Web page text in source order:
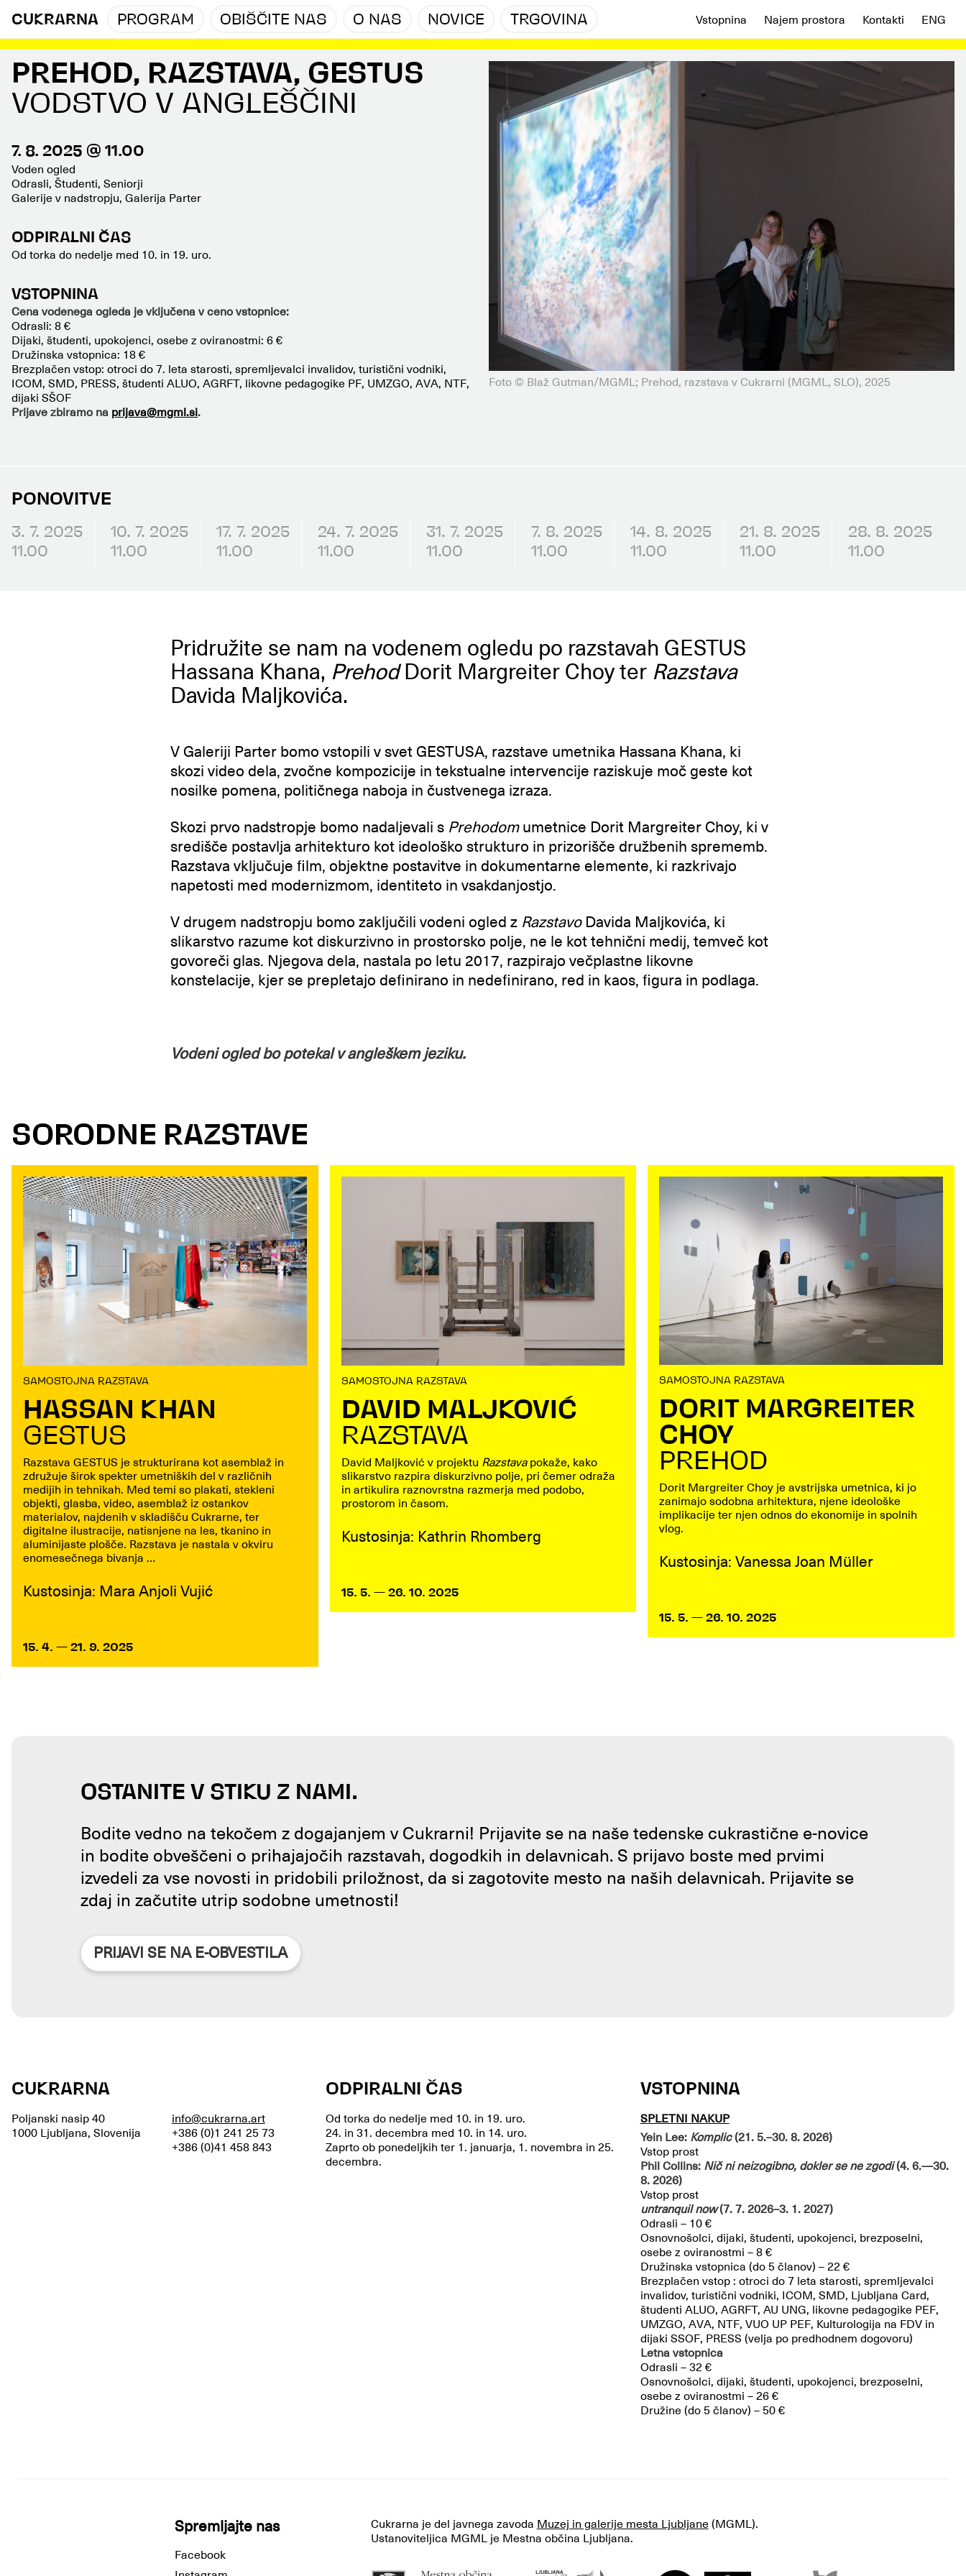
CUKRARNA PROGRAM OBIŠČITE NAS O NAS NOVICE TRGOVINA Vstopnina Najem prostora Kontakti ENG
PREHOD, RAZSTAVA, GESTUS
VODSTVO V ANGLEŠČINI
7. 8. 2025 @ 11.00
Voden ogled
Odrasli, Študenti, Seniorji
Galerije v nadstropju, Galerija Parter
ODPIRALNI ČAS
Od torka do nedelje med 10. in 19. uro.
VSTOPNINA
Cena vodenega ogleda je vključena v ceno vstopnice:
Odrasli: 8 €
Dijaki, študenti, upokojenci, osebe z oviranostmi: 6 €
Družinska vstopnica: 18 €
Brezplačen vstop: otroci do 7. leta starosti, spremljevalci invalidov, turistični vodniki,
ICOM, SMD, PRESS, študenti ALUO, AGRFT, likovne pedagogike PF, UMZGO, AVA, NTF,
dijaki SŠOF
Prijave zbiramo na prijava@mgml.si.
Foto © Blaž Gutman/MGML; Prehod, razstava v Cukrarni (MGML, SLO), 2025
PONOVITVE
3. 7. 2025
11.00
10. 7. 2025
11.00
17. 7. 2025
11.00
24. 7. 2025
11.00
31. 7. 2025
11.00
7. 8. 2025
11.00
14. 8. 2025
11.00
21. 8. 2025
11.00
28. 8. 2025
11.00
Pridružite se nam na vodenem ogledu po razstavah GESTUS
Hassana Khana, PrehodDorit Margreiter Choy ter Razstava
Davida Maljkovića.
V Galeriji Parter bomo vstopili v svet GESTUSA, razstave umetnika Hassana Khana, ki
skozi video dela, zvočne kompozicije in tekstualne intervencije raziskuje moč geste kot
nosilke pomena, političnega naboja in čustvenega izraza.
Skozi prvo nadstropje bomo nadaljevali s Prehodomumetnice Dorit Margreiter Choy, ki v
središče postavlja arhitekturo kot ideološko strukturo in prizorišče družbenih sprememb.
Razstava vključuje film, objektne postavitve in dokumentarne elemente, ki razkrivajo
napetosti med modernizmom, identiteto in vsakdanjostjo.
V drugem nadstropju bomo zaključili vodeni ogled z RazstavoDavida Maljkovića, ki
slikarstvo razume kot diskurzivno in prostorsko polje, ne le kot tehnični medij, temveč kot
govoreči glas. Njegova dela, nastala po letu 2017, razpirajo večplastne likovne
konstelacije, kjer se prepletajo definirano in nedefinirano, red in kaos, figura in podlaga.
Vodeni ogled bo potekal v angleškem jeziku.
SORODNE RAZSTAVE
SAMOSTOJNA RAZSTAVA
HASSAN KHAN
GESTUS
Razstava GESTUS je strukturirana kot asemblaž in
združuje širok spekter umetniških del v različnih
medijih in tehnikah. Med temi so plakati, stekleni
objekti, glasba, video, asemblaž iz ostankov
materialov, najdenih v skladišču Cukrarne, ter
digitalne ilustracije, natisnjene na les, tkanino in
aluminijaste plošče. Razstava je nastala v okviru
enomesečnega bivanja …
Kustosinja: Mara Anjoli Vujić
15. 4. — 21. 9. 2025
SAMOSTOJNA RAZSTAVA
DAVID MALJKOVIĆ
RAZSTAVA
David Maljković v projektu Razstava pokaže, kako
slikarstvo razpira diskurzivno polje, pri čemer odraža
in artikulira raznovrstna razmerja med podobo,
prostorom in časom.
Kustosinja: Kathrin Rhomberg
15. 5. — 26. 10. 2025
SAMOSTOJNA RAZSTAVA
DORIT MARGREITER
CHOY
PREHOD
Dorit Margreiter Choy je avstrijska umetnica, ki jo
zanimajo sodobna arhitektura, njene ideološke
implikacije ter njen odnos do ekonomije in spolnih
vlog.
Kustosinja: Vanessa Joan Müller
15. 5. — 26. 10. 2025
OSTANITE V STIKU Z NAMI.
Bodite vedno na tekočem z dogajanjem v Cukrarni! Prijavite se na naše tedenske cukrastične e-novice
in bodite obveščeni o prihajajočih razstavah, dogodkih in delavnicah. S prijavo boste med prvimi
izvedeli za vse novosti in pridobili priložnost, da si zagotovite mesto na naših delavnicah. Prijavite se
zdaj in začutite utrip sodobne umetnosti!
PRIJAVI SE NA E-OBVESTILA
CUKRARNA
Poljanski nasip 40
1000 Ljubljana, Slovenija
info@cukrarna.art
+386 (0)1 241 25 73
+386 (0)41 458 843
ODPIRALNI ČAS
Od torka do nedelje med 10. in 19. uro.
24. in 31. decembra med 10. in 14. uro.
Zaprto ob ponedeljkih ter 1. januarja, 1. novembra in 25.
decembra.
VSTOPNINA
SPLETNI NAKUP
Yein Lee: Komplic(21. 5.–30. 8. 2026)
Vstop prost
Phil Collins:Nič ni neizogibno, dokler se ne zgodi(4. 6.—30.
8. 2026)
Vstop prost
untranquil now(7. 7. 2026–3. 1. 2027)
Odrasli – 10 €
Osnovnošolci, dijaki, študenti, upokojenci, brezposelni,
osebe z oviranostmi – 8 €
Družinska vstopnica (do 5 članov) – 22 €
Brezplačen vstop : otroci do 7 leta starosti, spremljevalci
invalidov, turistični vodniki, ICOM, SMD, Ljubljana Card,
študenti ALUO, AGRFT, AU UNG, likovne pedagogike PEF,
UMZGO, AVA, NTF, VUO UP PEF, Kulturologija na FDV in
dijaki SSOF, PRESS (velja po predhodnem dogovoru)
Letna vstopnica
Odrasli – 32 €
Osnovnošolci, dijaki, študenti, upokojenci, brezposelni,
osebe z oviranostmi – 26 €
Družine (do 5 članov) – 50 €
Spremljajte nas
Facebook
Cukrarna je del javnega zavoda Muzej in galerije mesta Ljubljane(MGML).
Ustanoviteljica MGML je Mestna občina Ljubljana.